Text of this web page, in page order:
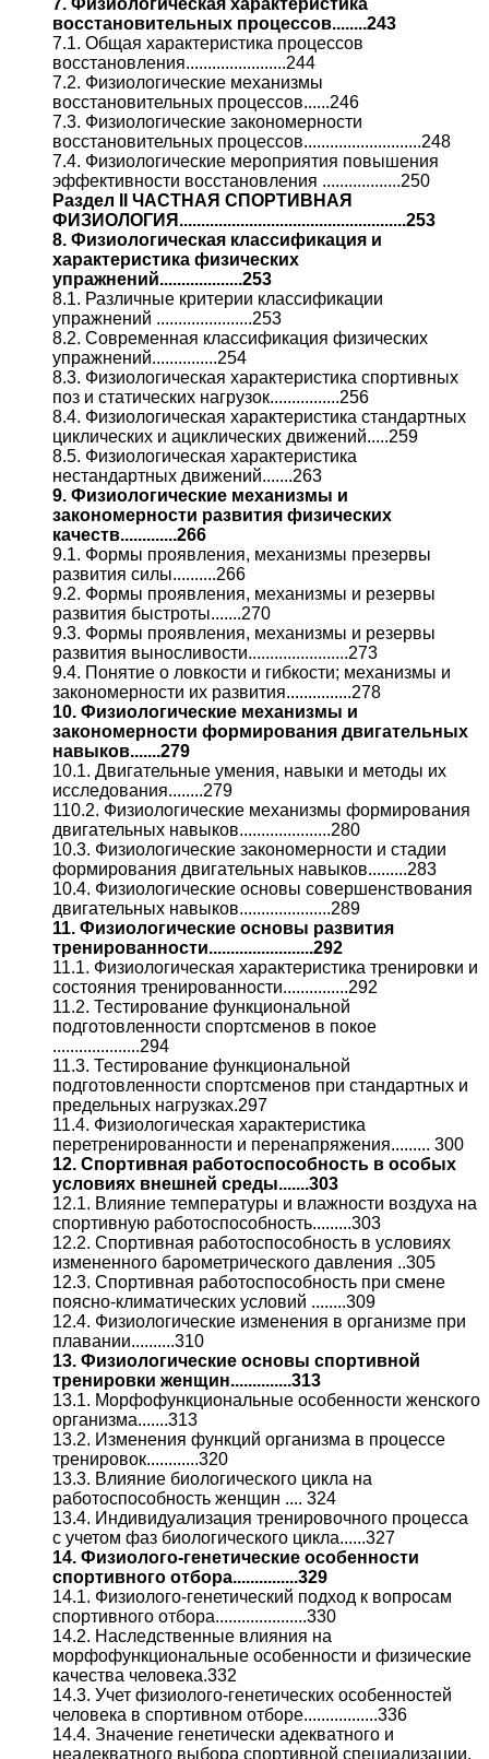
7. Физиологическая характеристика
восстановительных процессов........243
7.1. Общая характеристика процессов
восстановления.......................244
7.2. Физиологические механизмы
восстановительных процессов......246
7.3. Физиологические закономерности
восстановительных процессов...........................248
7.4. Физиологические мероприятия повышения
эффективности восстановления ..................250
Раздел II ЧАСТНАЯ СПОРТИВНАЯ
ФИЗИОЛОГИЯ....................................................253
8. Физиологическая классификация и
характеристика физических
упражнений...................253
8.1. Различные критерии классификации
упражнений ......................253
8.2. Современная классификация физических
упражнений...............254
8.3. Физиологическая характеристика спортивных
поз и статических нагрузок................256
8.4. Физиологическая характеристика стандартных
циклических и ациклических движений.....259
8.5. Физиологическая характеристика
нестандартных движений.......263
9. Физиологические механизмы и
закономерности развития физических
качеств.............266
9.1. Формы проявления, механизмы презервы
развития силы..........266
9.2. Формы проявления, механизмы и резервы
развития быстроты.......270
9.3. Формы проявления, механизмы и резервы
развития выносливости.......................273
9.4. Понятие о ловкости и гибкости; механизмы и
закономерности их развития...............278
10. Физиологические механизмы и
закономерности формирования двигательных
навыков.......279
10.1. Двигательные умения, навыки и методы их
исследования........279
110.2. Физиологические механизмы формирования
двигательных навыков.....................280
10.3. Физиологические закономерности и стадии
формирования двигательных навыков.........283
10.4. Физиологические основы совершенствования
двигательных навыков.....................289
11. Физиологические основы развития
тренированности........................292
11.1. Физиологическая характеристика тренировки и
состояния тренированности...............292
11.2. Тестирование функциональной
подготовленности спортсменов в покое
....................294
11.3. Тестирование функциональной
подготовленности спортсменов при стандартных и
предельных нагрузках.297
11.4. Физиологическая характеристика
перетренированности и перенапряжения......... 300
12. Спортивная работоспособность в особых
условиях внешней среды.......303
12.1. Влияние температуры и влажности воздуха на
спортивную работоспособность.........303
12.2. Спортивная работоспособность в условиях
измененного барометрического давления ..305
12.3. Спортивная работоспособность при смене
поясно-климатических условий ........309
12.4. Физиологические изменения в организме при
плавании..........310
13. Физиологические основы спортивной
тренировки женщин..............313
13.1. Морфофункциональные особенности женского
организма.......313
13.2. Изменения функций организма в процессе
тренировок............320
13.3. Влияние биологического цикла на
работоспособность женщин .... 324
13.4. Индивидуализация тренировочного процесса
с учетом фаз биологического цикла......327
14. Физиолого-генетические особенности
спортивного отбора...............329
14.1. Физиолого-генетический подход к вопросам
спортивного отбора.....................330
14.2. Наследственные влияния на
морфофункциональные особенности и физические
качества человека.332
14.3. Учет физиолого-генетических особенностей
человека в спортивном отборе.................336
14.4. Значение генетически адекватного и
неадекватного выбора спортивной специализации,